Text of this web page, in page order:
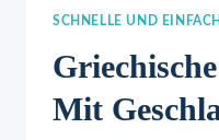
SCHNELLE UND
Mit